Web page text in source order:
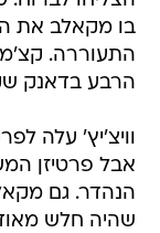
בו מקאלב את
התעוררה.
הרבע בדאנק שקבע
וויצ'יץ' עלה
אבל פרטיזן
הנהדר. גם
שהיה חלש